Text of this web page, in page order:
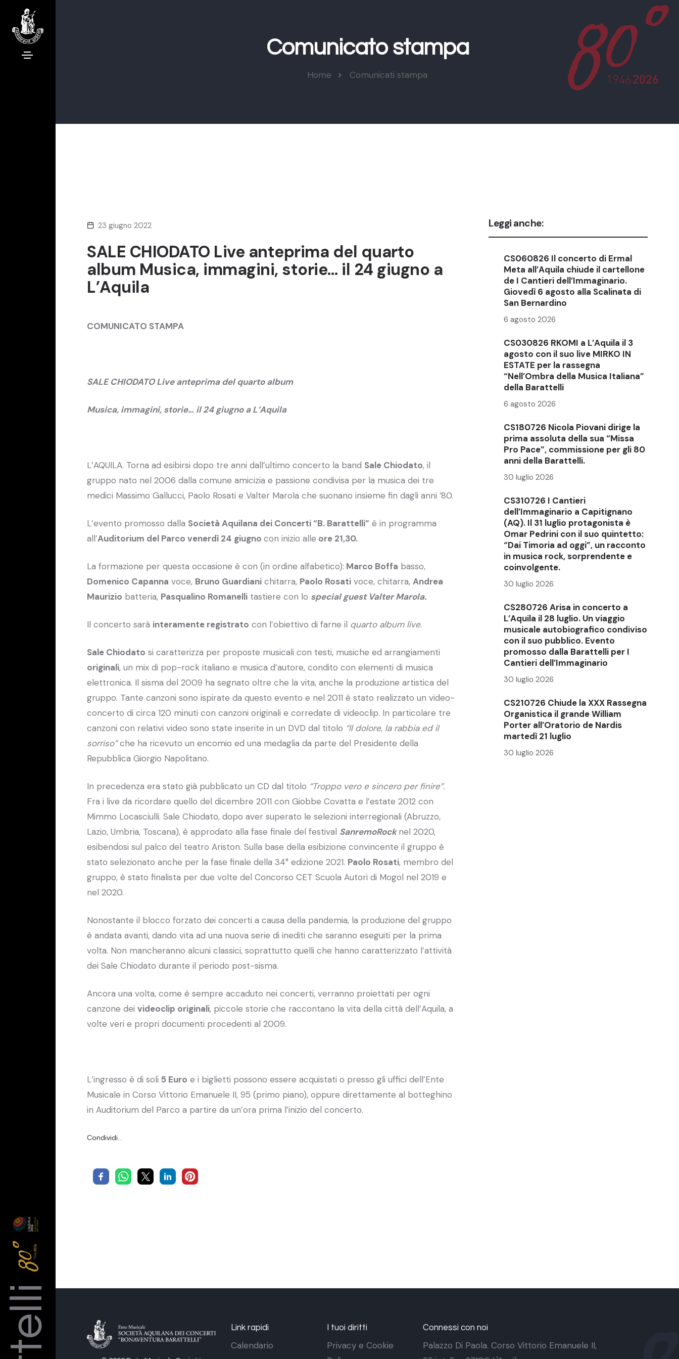
Comunicato stampa
Home Comunicati stampa
23 giugno 2022
SALE CHIODATO Live anteprima del quarto
album Musica, immagini, storie… il 24 giugno a
L’Aquila
COMUNICATO STAMPA
SALE CHIODATO Live anteprima del quarto album
Musica, immagini, storie… il 24 giugno a L’Aquila
L’AQUILA. Torna ad esibirsi dopo tre anni dall’ultimo concerto la band Sale Chiodato, il
gruppo nato nel 2006 dalla comune amicizia e passione condivisa per la musica dei tre
medici Massimo Gallucci, Paolo Rosati e Valter Marola che suonano insieme fin dagli anni ’80.
L’evento promosso dalla Società Aquilana dei Concerti “B. Barattelli” è in programma
all’Auditorium del Parco venerdì 24 giugno con inizio alle ore 21,30.
La formazione per questa occasione è con (in ordine alfabetico): Marco Boffa basso,
Domenico Capanna voce, Bruno Guardiani chitarra, Paolo Rosati voce, chitarra, Andrea
Maurizio batteria, Pasqualino Romanelli tastiere con lo special guest Valter Marola.
Il concerto sarà interamente registrato con l’obiettivo di farne il quarto album live.
Sale Chiodato si caratterizza per proposte musicali con testi, musiche ed arrangiamenti
originali, un mix di pop-rock italiano e musica d’autore, condito con elementi di musica
elettronica. Il sisma del 2009 ha segnato oltre che la vita, anche la produzione artistica del
gruppo. Tante canzoni sono ispirate da questo evento e nel 2011 è stato realizzato un video-
concerto di circa 120 minuti con canzoni originali e corredate di videoclip. In particolare tre
canzoni con relativi video sono state inserite in un DVD dal titolo “Il dolore, la rabbia ed il
sorriso”che ha ricevuto un encomio ed una medaglia da parte del Presidente della
Repubblica Giorgio Napolitano.
In precedenza era stato già pubblicato un CD dal titolo “Troppo vero e sincero per finire”.
Fra i live da ricordare quello del dicembre 2011 con Giobbe Covatta e l’estate 2012 con
Mimmo Locasciulli. Sale Chiodato, dopo aver superato le selezioni interregionali (Abruzzo,
Lazio, Umbria, Toscana), è approdato alla fase finale del festival SanremoRock nel 2020,
esibendosi sul palco del teatro Ariston. Sulla base della esibizione convincente il gruppo è
stato selezionato anche per la fase finale della 34° edizione 2021. Paolo Rosati, membro del
gruppo, è stato finalista per due volte del Concorso CET Scuola Autori di Mogol nel 2019 e
nel 2020.
Nonostante il blocco forzato dei concerti a causa della pandemia, la produzione del gruppo
è andata avanti, dando vita ad una nuova serie di inediti che saranno eseguiti per la prima
volta. Non mancheranno alcuni classici, soprattutto quelli che hanno caratterizzato l’attività
dei Sale Chiodato durante il periodo post-sisma.
Ancora una volta, come è sempre accaduto nei concerti, verranno proiettati per ogni
canzone dei videoclip originali, piccole storie che raccontano la vita della città dell’Aquila, a
volte veri e propri documenti procedenti al 2009.
L’ingresso è di soli 5 Euro e i biglietti possono essere acquistati o presso gli uffici dell’Ente
Musicale in Corso Vittorio Emanuele II, 95 (primo piano), oppure direttamente al botteghino
in Auditorium del Parco a partire da un’ora prima l’inizio del concerto.
Condividi…
Leggi anche:
CS060826 Il concerto di Ermal
Meta all’Aquila chiude il cartellone
de I Cantieri dell’Immaginario.
Giovedì 6 agosto alla Scalinata di
San Bernardino
6 agosto 2026
CS030826 RKOMI a L’Aquila il 3
agosto con il suo live MIRKO IN
ESTATE per la rassegna
“Nell’Ombra della Musica Italiana”
della Barattelli
6 agosto 2026
CS180726 Nicola Piovani dirige la
prima assoluta della sua “Missa
Pro Pace”, commissione per gli 80
anni della Barattelli.
30 luglio 2026
CS310726 I Cantieri
dell’Immaginario a Capitignano
(AQ). Il 31 luglio protagonista è
Omar Pedrini con il suo quintetto:
“Dai Timoria ad oggi”, un racconto
in musica rock, sorprendente e
coinvolgente.
30 luglio 2026
CS280726 Arisa in concerto a
L’Aquila il 28 luglio. Un viaggio
musicale autobiografico condiviso
con il suo pubblico. Evento
promosso dalla Barattelli per I
Cantieri dell’Immaginario
30 luglio 2026
CS210726 Chiude la XXX Rassegna
Organistica il grande William
Porter all’Oratorio de Nardis
martedì 21 luglio
30 luglio 2026
Link rapidi
Calendario
I tuoi diritti
Privacy e Cookie
Connessi con noi
Palazzo Di Paola. Corso Vittorio Emanuele II,